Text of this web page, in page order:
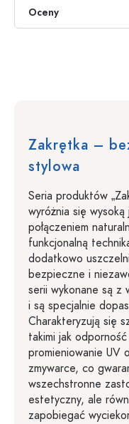
Oceny
Zakrętka –
stylowa
Seria produktów
wyróżnia się
połączeniem
funkcjonalną
dodatkowo
bezpieczne i
serii wykonane są z
i są specjalnie
Charakteryzują się
takimi jak
promieniowanie UV
zmywarce, co
wszechstronne
estetyczny, ale
zapobiegać